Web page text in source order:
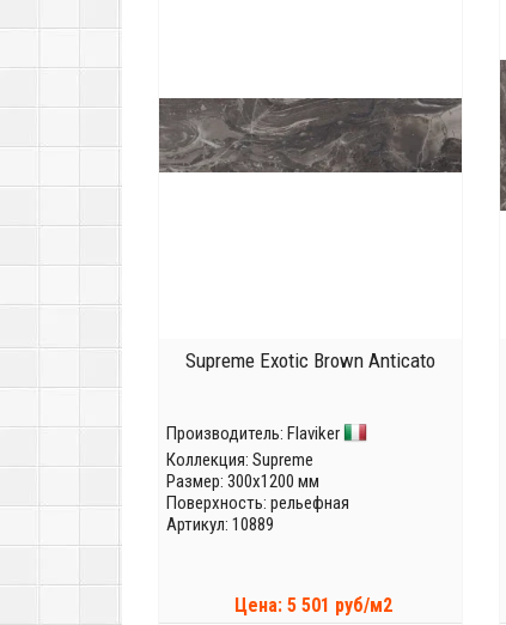
Supreme Exotic Brown Anticato
Производитель: Flaviker
Коллекция: Supreme
Размер: 300x1200 мм
Поверхность: рельефная
Артикул: 10889
Цена: 5 501 руб/м2